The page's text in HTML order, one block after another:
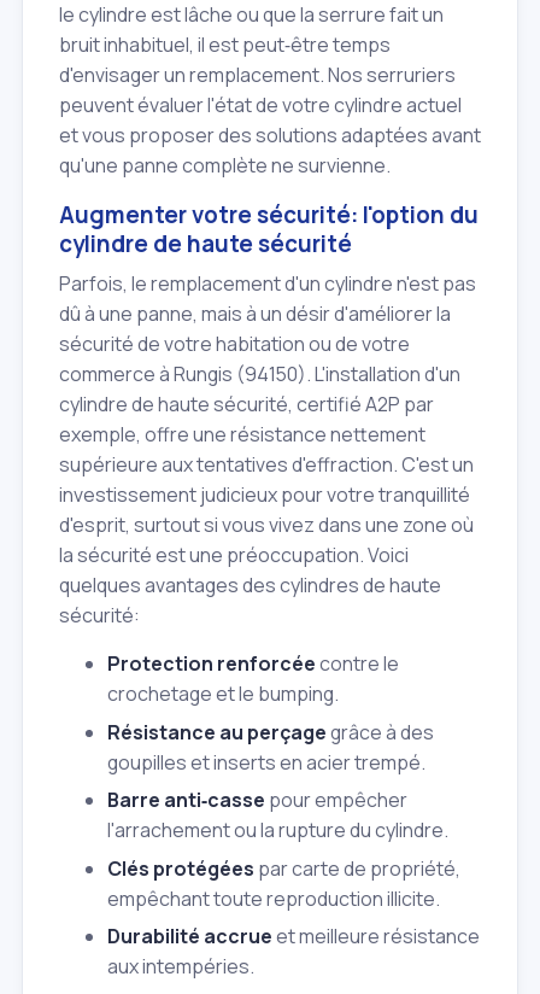
le cylindre est lâche ou que la serrure fait un
bruit inhabituel, il est peut‑être temps
d'envisager un remplacement. Nos serruriers
peuvent évaluer l'état de votre cylindre actuel
et vous proposer des solutions adaptées avant
qu'une panne complète ne survienne.
Augmenter votre sécurité: l'option du
cylindre de haute sécurité
Parfois, le remplacement d'un cylindre n'est pas
dû à une panne, mais à un désir d'améliorer la
sécurité de votre habitation ou de votre
commerce à Rungis (94150). L'installation d'un
cylindre de haute sécurité, certifié A2P par
exemple, offre une résistance nettement
supérieure aux tentatives d'effraction. C'est un
investissement judicieux pour votre tranquillité
d'esprit, surtout si vous vivez dans une zone où
la sécurité est une préoccupation. Voici
quelques avantages des cylindres de haute
sécurité:
Protection renforcéecontre le
crochetage et le bumping.
Résistance au perçagegrâce à des
goupilles et inserts en acier trempé.
Barre anti‑casse pour empêcher
l'arrachement ou la rupture du cylindre.
Clés protégées par carte de propriété,
empêchant toute reproduction illicite.
Durabilité accrueet meilleure résistance
aux intempéries.